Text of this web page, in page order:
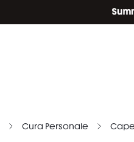
Cura Personale